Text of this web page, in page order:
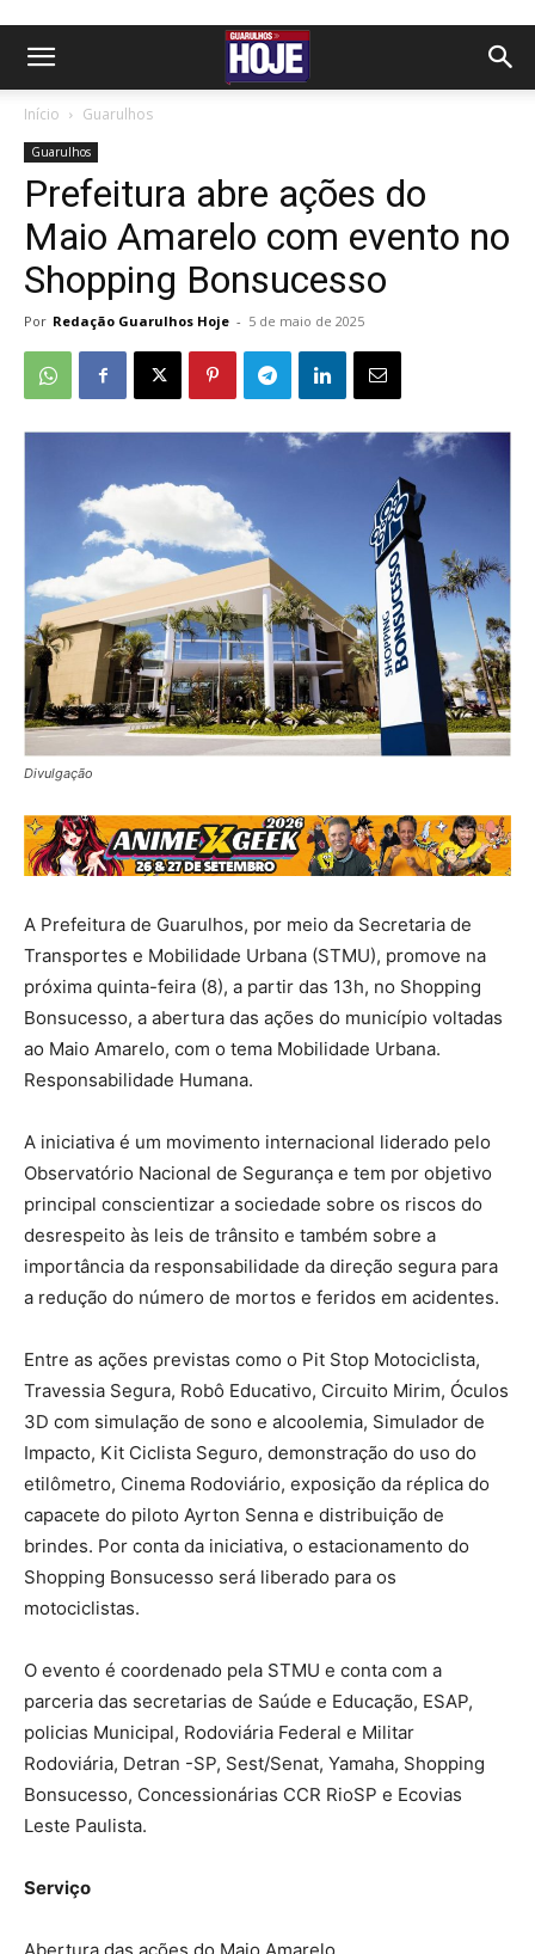
Início Guarulhos
Guarulhos
Prefeitura abre ações do
Maio Amarelo com evento no
Shopping Bonsucesso
Por Redação Guarulhos Hoje - 5 de maio de 2025
Divulgação
A Prefeitura de Guarulhos, por meio da Secretaria de
Transportes e Mobilidade Urbana (STMU), promove na
próxima quinta-feira (8), a partir das 13h, no Shopping
Bonsucesso, a abertura das ações do município voltadas
ao Maio Amarelo, com o tema Mobilidade Urbana.
Responsabilidade Humana.
A iniciativa é um movimento internacional liderado pelo
Observatório Nacional de Segurança e tem por objetivo
principal conscientizar a sociedade sobre os riscos do
desrespeito às leis de trânsito e também sobre a
importância da responsabilidade da direção segura para
a redução do número de mortos e feridos em acidentes.
Entre as ações previstas como o Pit Stop Motociclista,
Travessia Segura, Robô Educativo, Circuito Mirim, Óculos
3D com simulação de sono e alcoolemia, Simulador de
Impacto, Kit Ciclista Seguro, demonstração do uso do
etilômetro, Cinema Rodoviário, exposição da réplica do
capacete do piloto Ayrton Senna e distribuição de
brindes. Por conta da iniciativa, o estacionamento do
Shopping Bonsucesso será liberado para os
motociclistas.
O evento é coordenado pela STMU e conta com a
parceria das secretarias de Saúde e Educação, ESAP,
policias Municipal, Rodoviária Federal e Militar
Rodoviária, Detran -SP, Sest/Senat, Yamaha, Shopping
Bonsucesso, Concessionárias CCR RioSP e Ecovias
Leste Paulista.
Serviço